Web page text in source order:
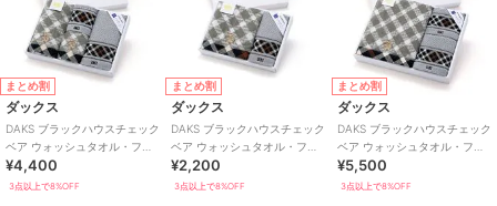
まとめ割
ダックス
DAKS ブラックハウスチェック
ベア ウォッシュタオル・フェ
イスタオル各2枚入り
¥4,400
3点以上で8%OFF
まとめ割
ダックス
DAKS ブラックハウスチェック
ベア ウォッシュタオル・フェ
イスタオル各1枚入り
¥2,200
3点以上で8%OFF
まとめ割
ダックス
DAKS ブラックハウスチェック
ベア ウォッシュタオル・フェ
イスタオル・バスタオル各1枚
入り
¥5,500
3点以上で8%OFF